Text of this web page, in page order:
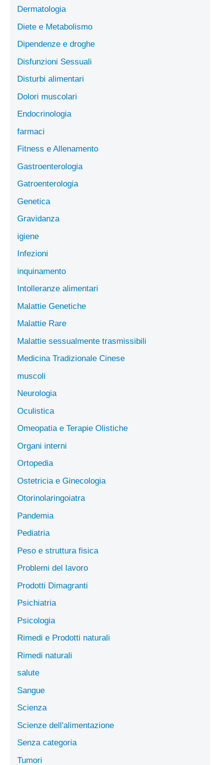
Dermatologia
Diete e Metabolismo
Dipendenze e droghe
Disfunzioni Sessuali
Disturbi alimentari
Dolori muscolari
Endocrinologia
farmaci
Fitness e Allenamento
Gastroenterologia
Gatroenterologia
Genetica
Gravidanza
igiene
Infezioni
inquinamento
Intolleranze alimentari
Malattie Genetiche
Malattie Rare
Malattie sessualmente trasmissibili
Medicina Tradizionale Cinese
muscoli
Neurologia
Oculistica
Omeopatia e Terapie Olistiche
Organi interni
Ortopedia
Ostetricia e Ginecologia
Otorinolaringoiatra
Pandemia
Pediatria
Peso e struttura fisica
Problemi del lavoro
Prodotti Dimagranti
Psichiatria
Psicologia
Rimedi e Prodotti naturali
Rimedi naturali
salute
Sangue
Scienza
Scienze dell'alimentazione
Senza categoria
Tumori